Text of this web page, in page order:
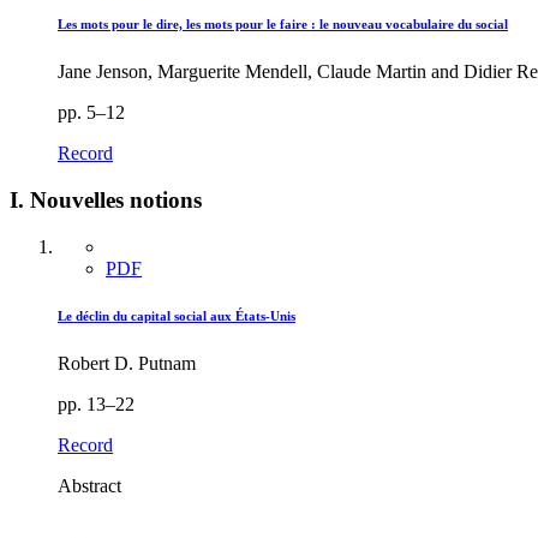
Les mots pour le dire, les mots pour le faire : le nouveau vocabulaire du social
Jane Jenson, Marguerite Mendell, Claude Martin and Didier
pp. 5–12
Record
I. Nouvelles notions
PDF
Le déclin du capital social aux États-Unis
Robert D. Putnam
pp. 13–22
Record
Abstract